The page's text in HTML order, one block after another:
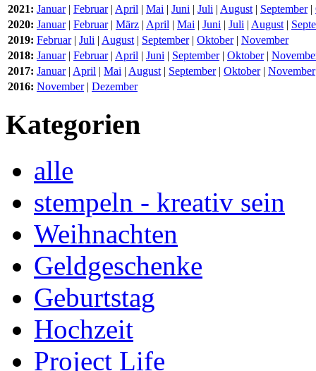
2021: Januar| Februar| April | Mai | Juni | Juli | August | September|
2020: Januar| Februar| März | April | Mai | Juni | Juli | August |
2019: Februar| Juli | August | September| Oktober| November
2018: Januar| Februar| April | Juni | September| Oktober|
2017: Januar| April | Mai | August | September| Oktober| November
2016: November| Dezember
Kategorien
alle
stempeln - kreativ sein
Weihnachten
Geldgeschenke
Geburtstag
Hochzeit
Project Life